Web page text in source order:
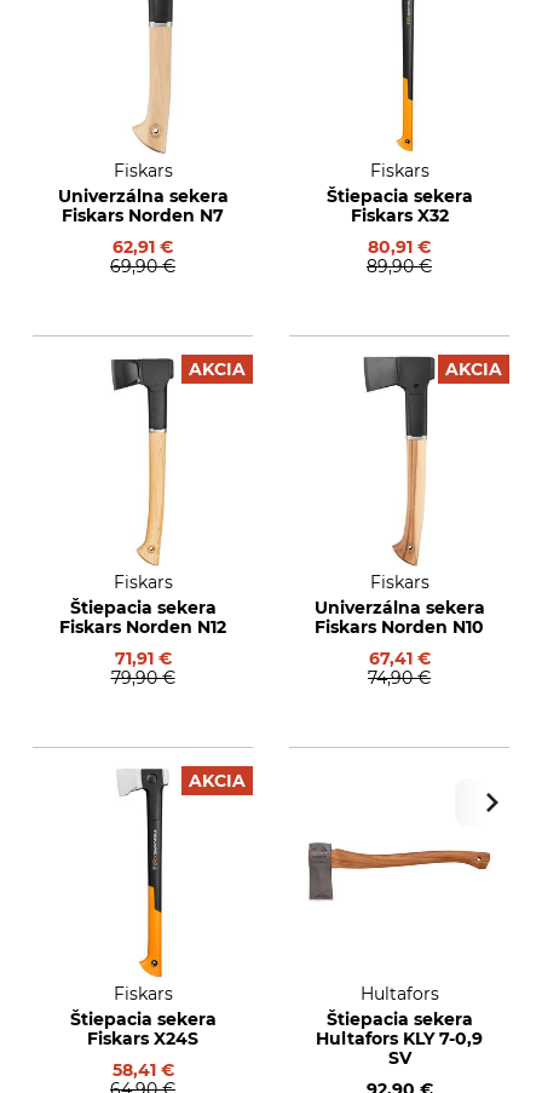
Fiskars
Univerzálna sekera
Fiskars Norden N7
62,91 €
69,90 €
Fiskars
Štiepacia sekera
Fiskars X32
80,91 €
89,90 €
AKCIA
Fiskars
Štiepacia sekera
Fiskars Norden N12
71,91 €
79,90 €
AKCIA
Fiskars
Univerzálna sekera
Fiskars Norden N10
67,41 €
74,90 €
AKCIA
Fiskars
Štiepacia sekera
Fiskars X24S
58,41 €
Hultafors
Štiepacia sekera
Hultafors KLY 7-0,9
SV